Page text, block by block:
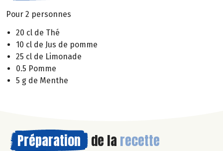
Pour 2 personnes
20 cl de Thé
10 cl de Jus de pomme
25 cl de Limonade
0.5 Pomme
5 g de Menthe
Préparation de la recette